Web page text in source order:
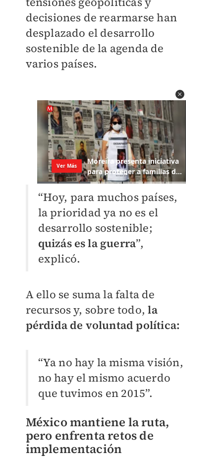
decisiones de rearmarse han
desplazado el desarrollo
sostenible de la agenda de
varios países.
“Hoy, para muchos países,
la prioridad ya no es el
desarrollo sostenible;
quizás es la guerra”,
explicó.
A ello se suma la falta de
recursos y, sobre todo,la
pérdida de voluntad política:
“Ya no hay la misma visión,
no hay el mismo acuerdo
que tuvimos en 2015”.
México mantiene la ruta,
pero enfrenta retos de
implementación